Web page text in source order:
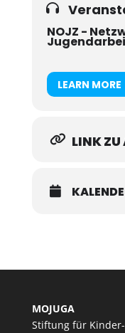
NOJZ -
LEARN MORE
LINK
MOJUGA
Stiftung für